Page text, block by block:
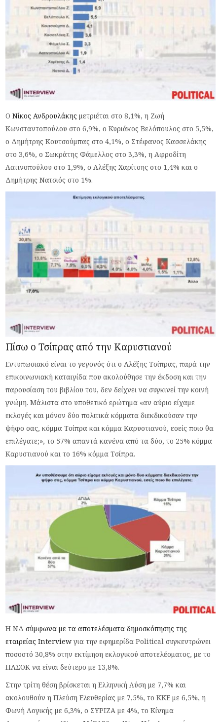
Ο Νίκος Ανδρουλάκης μετριέται στο 8,1%, η Ζωή
Κωνσταντοπούλου στο 6,9%, ο Κυριάκος Βελόπουλος στο 5,5%,
ο Δημήτρης Κουτσούμπας στο 4,1%, ο Στέφανος Κασσελάκης
στο 3,6%, ο Σωκράτης Φάμελλος στο 3,3%, η Αφροδίτη
Λατινοπούλου στο 1,9%, ο Αλέξης Χαρίτσης στο 1,4% και ο
Δημήτρης Νατσιός στο 1%.
Πίσω ο Τσίπρας από την Καρυστιανού
Εντυπωσιακό είναι το γεγονός ότι ο Αλέξης Τσίπρας, παρά την
επικοινωνιακή καταιγίδα που ακολούθησε την έκδοση και την
παρουσίαση του βιβλίου του, δεν δείχνει να συγκινεί την κοινή
γνώμη. Μάλιστα στο υποθετικό ερώτημα «αν αύριο είχαμε
εκλογές και μόνον δύο πολιτικά κόμματα διεκδικούσαν την
ψήφο σας, κόμμα Τσίπρα και κόμμα Καρυστιανού, εσείς ποιο θα
επιλέγατε;», το 57% απαντά κανένα από τα δύο, το 25% κόμμα
Καρυστιανού και το 16% κόμμα Τσίπρα.
Η ΝΔσύμφωνα με τα αποτελέσματα δημοσκόπησης της
εταιρείας Interviewγια την εφημερίδα Political συγκεντρώνει
ποσοστό 30,8% στην εκτίμηση εκλογικού αποτελέσματος, με το
ΠΑΣΟΚ να είναι δεύτερο με 13,8%.
Στην τρίτη θέση βρίσκεται η Ελληνική Λύση με 7,7% και
ακολουθούν η Πλεύση Ελευθερίας με 7,5%, το ΚΚΕ με 6,5%, η
Φωνή Λογικής με 6,3%, ο ΣΥΡΙΖΑ με 4%, το Κίνημα